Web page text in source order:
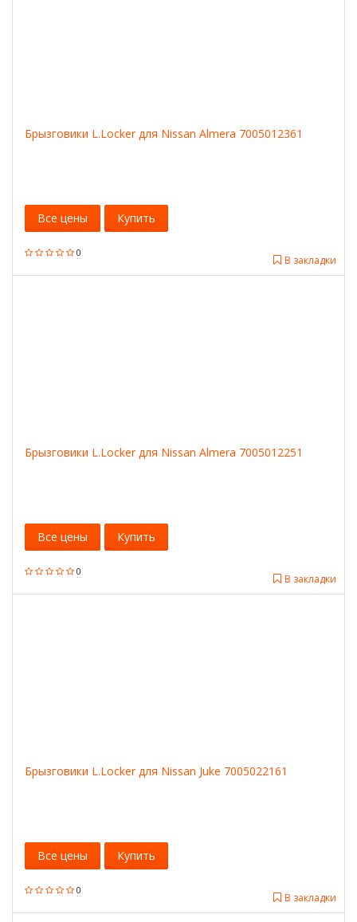
Брызговики L.Locker для Nissan Almera 7005012361
0
В закладки
Все цены Купить
Брызговики L.Locker для Nissan Almera 7005012251
0
В закладки
Все цены Купить
Брызговики L.Locker для Nissan Juke 7005022161
0
В закладки
Все цены Купить